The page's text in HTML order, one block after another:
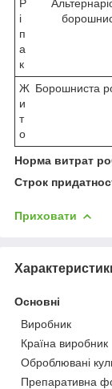
Р
і
п
а
к
Ж
и
т
о
Борошниста
Норма витрат
Строк
Приховати
Основні
Виробник
Країна виробник
Оброблювані
Препаративна